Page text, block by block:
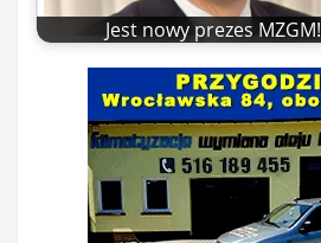
Jest nowy prezes MZGM!